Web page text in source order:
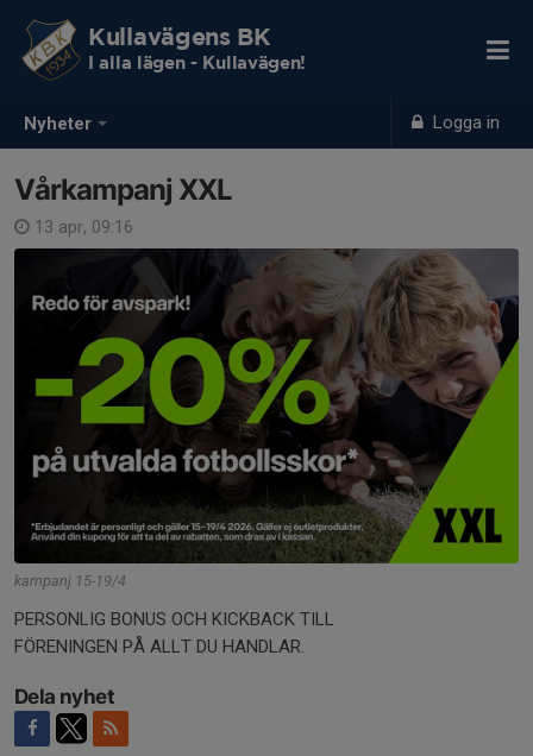
Nyheter Logga in
Kullavägens BK
I alla lägen - Kullavägen!
Vårkampanj XXL
13 apr, 09:16
kampanj 15-19/4
PERSONLIG BONUS OCH KICKBACK TILL
FÖRENINGEN PÅ ALLT DU HANDLAR.
Dela nyhet